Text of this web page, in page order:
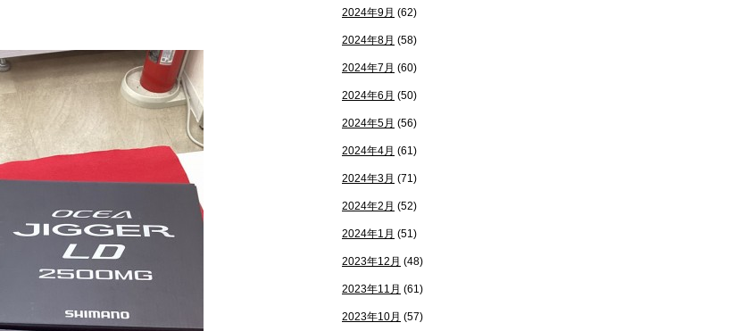
2024年9月 (62)
2024年8月 (58)
2024年7月 (60)
2024年6月 (50)
2024年5月 (56)
2024年4月 (61)
2024年3月 (71)
2024年2月 (52)
2024年1月 (51)
2023年12月 (48)
2023年11月 (61)
2023年10月 (57)